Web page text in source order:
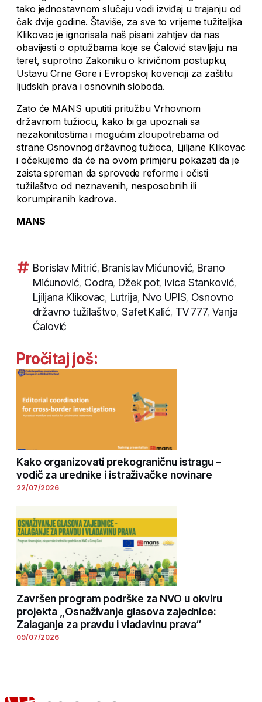
tako jednostavnom slučaju vodi izviđaj u trajanju od
čak dvije godine. Štaviše, za sve to vrijeme tužiteljka
Klikovac je ignorisala naš pisani zahtjev da nas
obavijesti o optužbama koje se Ćalović stavljaju na
teret, suprotno Zakoniku o krivičnom postupku,
Ustavu Crne Gore i Evropskoj kovenciji za zaštitu
ljudskih prava i osnovnih sloboda.
Zato će MANS uputiti pritužbu Vrhovnom
državnom tužiocu, kako bi ga upoznali sa
nezakonitostima i mogućim zloupotrebama od
strane Osnovnog državnog tužioca, Ljiljane Klikovac
i očekujemo da će na ovom primjeru pokazati da je
zaista spreman da sprovede reforme i očisti
tužilaštvo od neznavenih, nesposobnih ili
korumpiranih kadrova.
MANS
Borislav Mitrić, Branislav Mićunović, Brano
Mićunović, Codra, Džek pot, Ivica Stanković,
Ljiljana Klikovac, Lutrija, Nvo UPIS, Osnovno
državno tužilaštvo,Safet Kalić, TV 777, Vanja
Ćalović
Pročitaj još:
Kako organizovati prekograničnu istragu –
vodič za urednike i istraživačke novinare
22/07/2026
Završen program podrške za NVO u okviru
projekta „Osnaživanje glasova zajednice:
Zalaganje za pravdu i vladavinu prava“
09/07/2026